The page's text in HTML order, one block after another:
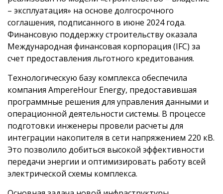
– эксплуатация» на основе долгосрочного
соглашения, подписанного в июне 2024 года.
Финансовую поддержку строительству оказала
Международная финансовая корпорация (IFC) за
счет предоставления льготного кредитования.
Технологическую базу комплекса обеспечила
компания AmpereHour Energy, предоставившая
программные решения для управления данными и
операционной деятельности системы. В процессе
подготовки инженеры провели расчеты для
интеграции накопителя в сети напряжением 220 кВ.
Это позволило добиться высокой эффективности
передачи энергии и оптимизировать работу всей
электрической схемы комплекса.